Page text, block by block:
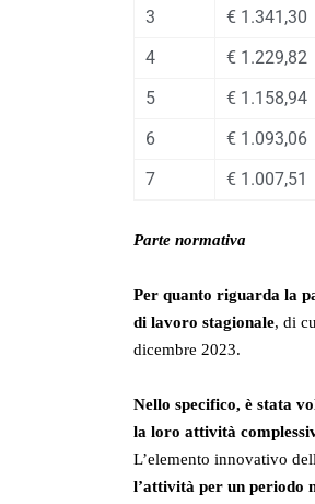
3
€ 1.341,30
4
€ 1.229,82
5
€ 1.158,94
6
€ 1.093,06
7
€ 1.007,51
Parte normativa
Per quanto riguarda la
di lavoro stagionale, di
dicembre 2023.
Nello specifico, è stata
la loro attività
L’elemento innovativo
l’attività per un periodo